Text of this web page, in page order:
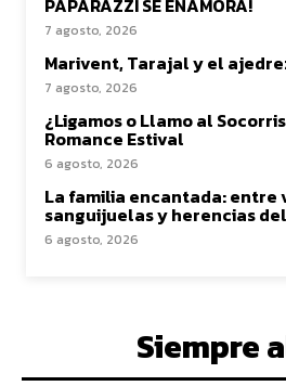
PAPARAZZI SE ENAMORA!
7 agosto, 2026
Marivent, Tarajal y el
7 agosto, 2026
¿Ligamos o Llamo al
Romance Estival
6 agosto, 2026
La familia encantada: entre
sanguijuelas y herencias
6 agosto, 2026
Siempre